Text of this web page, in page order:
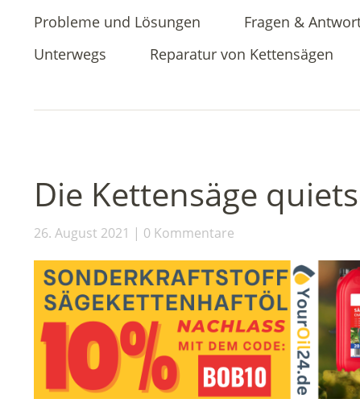
Probleme und Lösungen
Fragen &
Unterwegs
Reparatur von Kettensägen
Die Kettensäge
26. August 2021 0 Kommentare